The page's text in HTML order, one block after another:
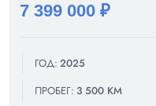
7 399 000 ₽
ГОД: 2025
ПРОБЕГ: 3 500 КМ